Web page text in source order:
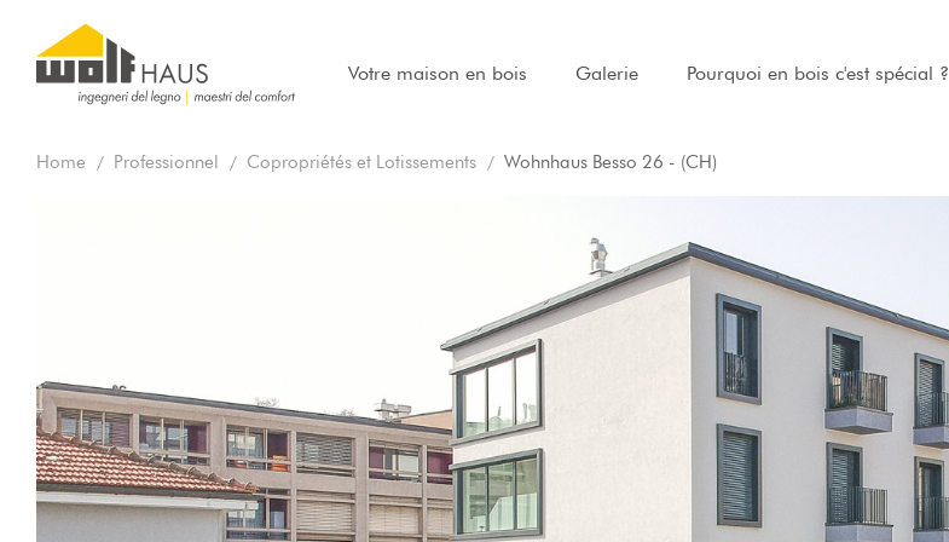
Votre maison en bois Galerie Pourquoi en bois c'est spécial ?
Home Professionnel Copropriétés et Lotissements Wohnhaus Besso 26 - (CH)